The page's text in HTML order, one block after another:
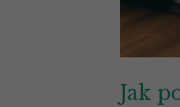
Jak